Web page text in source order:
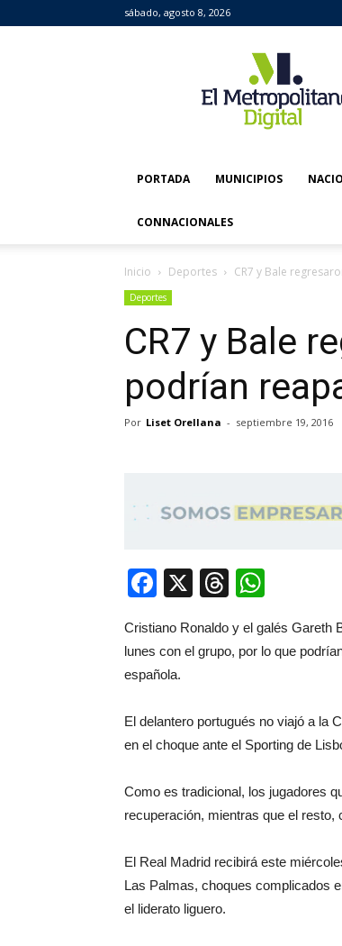
sábado, agosto 8, 2026
Metropolitano
Digital
PORTADA MUNICIPIOS
CONNACIONALES
Inicio Deportes CR7 y Bale
Deportes
CR7 y Bale
podrían
Por Liset Orellana - septiembre 19, 2016
Facebook
X Threads
Cristiano Ronaldo y el galés Gareth
lunes con el grupo, por lo que
española.
El delantero portugués no viajó a la
en el choque ante el Sporting de
Como es tradicional, los jugadores
recuperación, mientras que el
El Real Madrid recibirá este
Las Palmas, choques complicados
el liderato liguero.